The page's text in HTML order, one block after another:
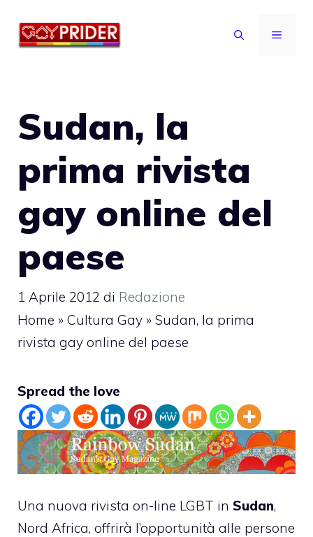
MENU
Sudan, la
prima rivista
gay online del
paese
1 Aprile 2012 di Redazione
Home » Cultura Gay » Sudan, la prima
rivista gay online del paese
Spread the love
Una nuova rivista on-line LGBT in Sudan,
Nord Africa, offrirà l’opportunità alle persone